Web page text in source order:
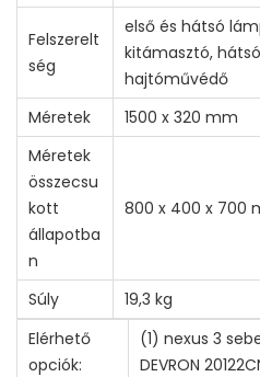
Felszerelt
ség
első és hátsó
kitámasztó,
hajtóművédő
Méretek
1500 x 320 mm
Méretek
összecsu
kott
állapotba
n
800 x 400 x 700
Súly
19,3 kg
Elérhető
opciók:
(1) nexus 3
DEVRON